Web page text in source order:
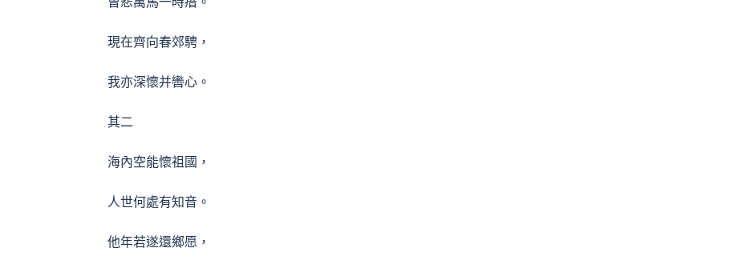
現在齊向春郊騁，
我亦深懷并轡心。
其二
海內空能懷祖國，
人世何處有知音。
他年若遂還鄉愿，